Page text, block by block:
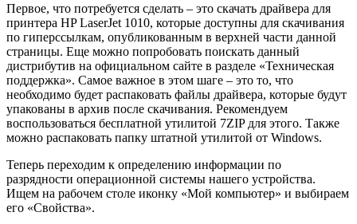
Первое, что потребуется сделать – это скачать драйвера для
принтера HP LaserJet 1010, которые доступны для скачивания
по гиперссылкам, опубликованным в верхней части данной
страницы. Еще можно попробовать поискать данный
дистрибутив на официальном сайте в разделе «Техническая
поддержка». Самое важное в этом шаге – это то, что
необходимо будет распаковать файлы драйвера, которые будут
упакованы в архив после скачивания. Рекомендуем
воспользоваться бесплатной утилитой 7ZIP для этого. Также
можно распаковать папку штатной утилитой от Windows.
Теперь переходим к определению информации по
разрядности операционной системы нашего устройства.
Ищем на рабочем столе иконку «Мой компьютер» и выбираем
его «Свойства».